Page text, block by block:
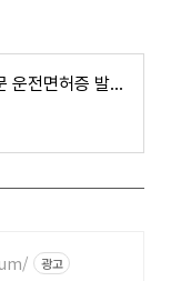
모바일 IC 운전면허증 영문 운전면허증 발급 방법 비용 갱신 재발급 QR발급
광고